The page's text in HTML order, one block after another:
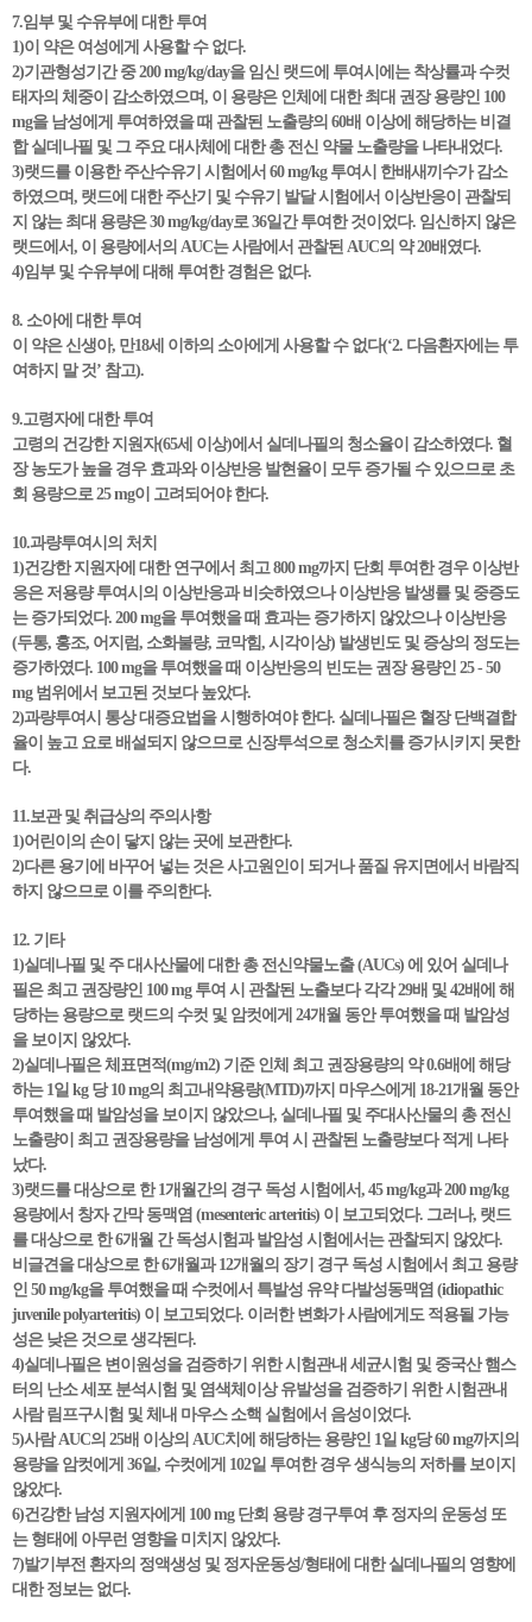
7.임부 및 수유부에 대한 투여
1)이 약은 여성에게 사용할 수 없다.
2)기관형성기간 중 200 mg/kg/day을 임신 랫드에 투여시에는 착상률과 수컷
태자의 체중이 감소하였으며, 이 용량은 인체에 대한 최대 권장 용량인 100
mg을 남성에게 투여하였을 때 관찰된 노출량의 60배 이상에 해당하는 비결
합 실데나필 및 그 주요 대사체에 대한 총 전신 약물 노출량을 나타내었다.
3)랫드를 이용한 주산수유기 시험에서 60 mg/kg 투여시 한배새끼수가 감소
하였으며, 랫드에 대한 주산기 및 수유기 발달 시험에서 이상반응이 관찰되
지 않는 최대 용량은 30 mg/kg/day로 36일간 투여한 것이었다. 임신하지 않은
랫드에서, 이 용량에서의 AUC는 사람에서 관찰된 AUC의 약 20배였다.
4)임부 및 수유부에 대해 투여한 경험은 없다.
8. 소아에 대한 투여
이 약은 신생아, 만18세 이하의 소아에게 사용할 수 없다(‘2. 다음환자에는 투
여하지 말 것’ 참고).
9.고령자에 대한 투여
고령의 건강한 지원자(65세 이상)에서 실데나필의 청소율이 감소하였다. 혈
장 농도가 높을 경우 효과와 이상반응 발현율이 모두 증가될 수 있으므로 초
회 용량으로 25 mg이 고려되어야 한다.
10.과량투여시의 처치
1)건강한 지원자에 대한 연구에서 최고 800 mg까지 단회 투여한 경우 이상반
응은 저용량 투여시의 이상반응과 비슷하였으나 이상반응 발생률 및 중증도
는 증가되었다. 200 mg을 투여했을 때 효과는 증가하지 않았으나 이상반응
(두통, 홍조, 어지럼, 소화불량, 코막힘, 시각이상) 발생빈도 및 증상의 정도는
증가하였다. 100 mg을 투여했을 때 이상반응의 빈도는 권장 용량인 25 - 50
mg 범위에서 보고된 것보다 높았다.
2)과량투여시 통상 대증요법을 시행하여야 한다. 실데나필은 혈장 단백결합
율이 높고 요로 배설되지 않으므로 신장투석으로 청소치를 증가시키지 못한
다.
11.보관 및 취급상의 주의사항
1)어린이의 손이 닿지 않는 곳에 보관한다.
2)다른 용기에 바꾸어 넣는 것은 사고원인이 되거나 품질 유지면에서 바람직
하지 않으므로 이를 주의한다.
12. 기타
1)실데나필 및 주 대사산물에 대한 총 전신약물노출 (AUCs) 에 있어 실데나
필은 최고 권장량인 100 mg 투여 시 관찰된 노출보다 각각 29배 및 42배에 해
당하는 용량으로 랫드의 수컷 및 암컷에게 24개월 동안 투여했을 때 발암성
을 보이지 않았다.
2)실데나필은 체표면적(mg/m2) 기준 인체 최고 권장용량의 약 0.6배에 해당
하는 1일 kg 당 10 mg의 최고내약용량(MTD)까지 마우스에게 18-21개월 동안
투여했을 때 발암성을 보이지 않았으나, 실데나필 및 주대사산물의 총 전신
노출량이 최고 권장용량을 남성에게 투여 시 관찰된 노출량보다 적게 나타
났다.
3)랫드를 대상으로 한 1개월간의 경구 독성 시험에서, 45 mg/kg과 200 mg/kg
용량에서 창자 간막 동맥염 (mesenteric arteritis) 이 보고되었다. 그러나, 랫드
를 대상으로 한 6개월 간 독성시험과 발암성 시험에서는 관찰되지 않았다.
비글견을 대상으로 한 6개월과 12개월의 장기 경구 독성 시험에서 최고 용량
인 50 mg/kg을 투여했을 때 수컷에서 특발성 유약 다발성동맥염 (idiopathic
juvenile polyarteritis) 이 보고되었다. 이러한 변화가 사람에게도 적용될 가능
성은 낮은 것으로 생각된다.
4)실데나필은 변이원성을 검증하기 위한 시험관내 세균시험 및 중국산 햄스
터의 난소 세포 분석시험 및 염색체이상 유발성을 검증하기 위한 시험관내
사람 림프구시험 및 체내 마우스 소핵 실험에서 음성이었다.
5)사람 AUC의 25배 이상의 AUC치에 해당하는 용량인 1일 kg당 60 mg까지의
용량을 암컷에게 36일, 수컷에게 102일 투여한 경우 생식능의 저하를 보이지
않았다.
6)건강한 남성 지원자에게 100 mg 단회 용량 경구투여 후 정자의 운동성 또
는 형태에 아무런 영향을 미치지 않았다.
7)발기부전 환자의 정액생성 및 정자운동성/형태에 대한 실데나필의 영향에
대한 정보는 없다.